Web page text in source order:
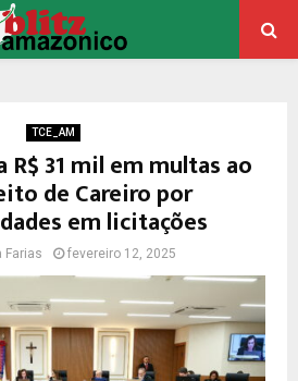
TCE_AM
R$ 31 mil em multas ao
de Careiro por
em licitações
Farias fevereiro 12, 2025